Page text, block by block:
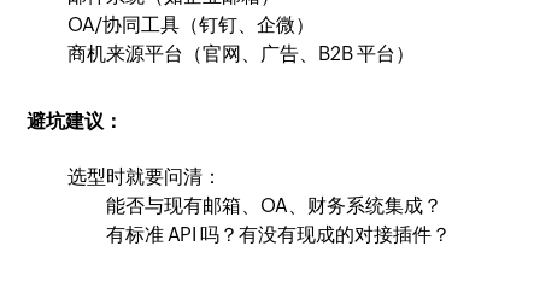
OA/协同工具（钉钉、企微）
商机来源平台（官网、广告、B2B 平台）
避坑建议：
选型时就要问清：
能否与现有邮箱、OA、财务系统集成？
有标准 API 吗？有没有现成的对接插件？